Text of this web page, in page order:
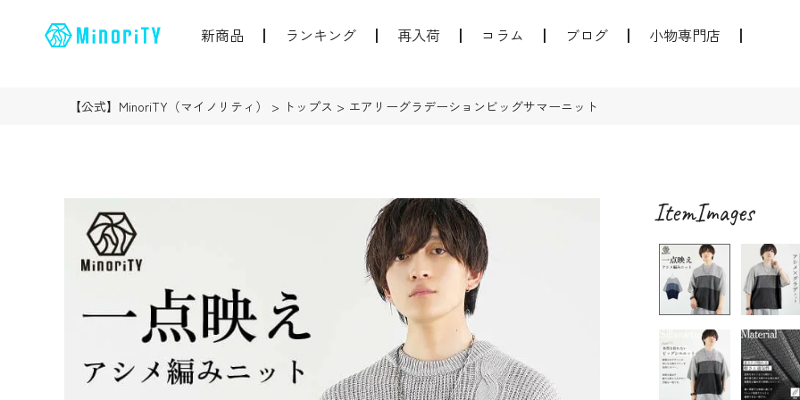
新商品 ランキング 再入荷 コラム ブログ 小物専門店
【公式】MinoriTY（マイノリティ） トップス エアリーグラデーションビッグサマーニット